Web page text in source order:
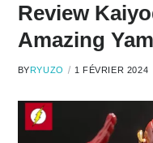
Review
Amazing
BYRYUZO 1 FÉVRIER 2024